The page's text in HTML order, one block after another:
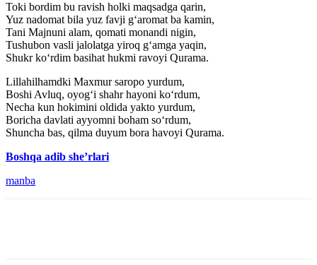
Toki bordim bu ravish holki maqsadga qarin,
Yuz nadomat bila yuz favji g‘aromat ba kamin,
Tani Majnuni alam, qomati monandi nigin,
Tushubon vasli jalolatga yiroq g‘amga yaqin,
Shukr ko‘rdim basihat hukmi ravoyi Qurama.
Lillahilhamdki Maxmur saropo yurdum,
Boshi Avluq, oyog‘i shahr hayoni ko‘rdum,
Necha kun hokimini oldida yakto yurdum,
Boricha davlati ayyomni boham so‘rdum,
Shuncha bas, qilma duyum bora havoyi Qurama.
Boshqa adib she’rlari
manba